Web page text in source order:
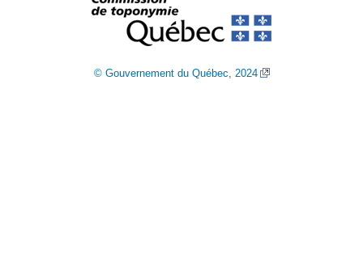
© Gouvernement du Québec, 2024